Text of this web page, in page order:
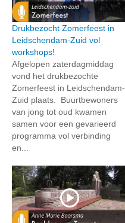
Drukbezocht Zomerfeest in
Leidschendam-Zuid vol
workshops!
Afgelopen zaterdagmiddag
vond het drukbezochte
Zomerfeest in Leidschendam-
Zuid plaats. Buurtbewoners
van jong tot oud kwamen
samen voor een gevarieerd
programma vol verbinding
en...